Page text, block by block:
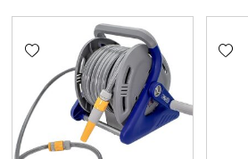
Add wishlist